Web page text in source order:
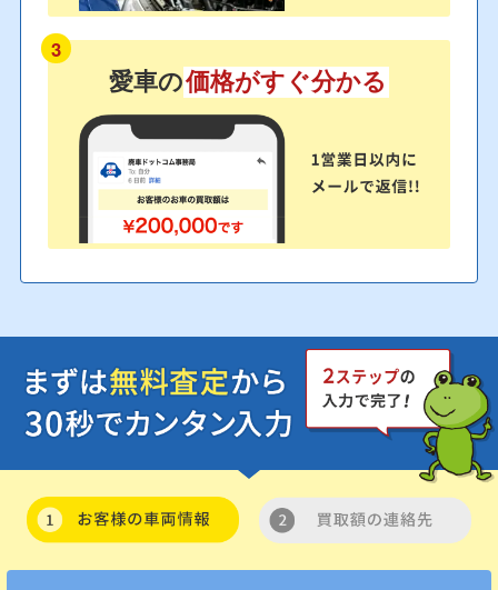
3
愛車の価格がすぐ分かる